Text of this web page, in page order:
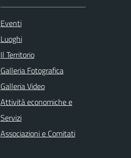
Eventi
Luoghi
Il Territorio
Galleria Fotografica
Galleria Video
Attività economiche e
Servizi
Associazioni e Comitati